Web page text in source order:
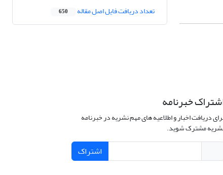
تعداد دریافت فایل اصل مقاله 650
خبرنامه
دریافت اخبار و اطلاعیه های مهم نشریه در خبرنامه
مشترک شوید.
اشتراک